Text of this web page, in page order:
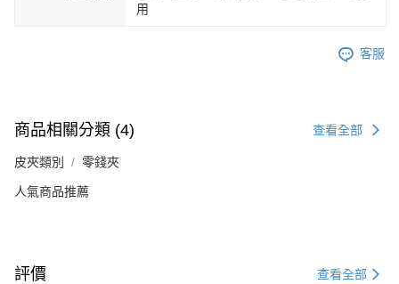
用
客服
商品相關分類 (4) 查看全部
皮夾類別 零錢夾
人氣商品推薦
評價 查看全部